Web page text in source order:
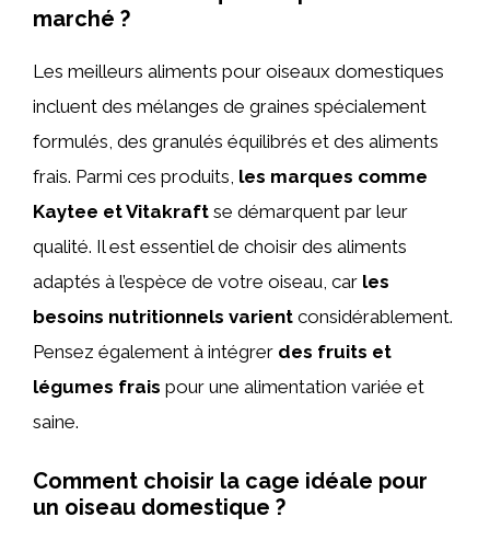
marché ?
Les meilleurs aliments pour oiseaux domestiques
incluent des mélanges de graines spécialement
formulés, des granulés équilibrés et des aliments
frais. Parmi ces produits, les marques comme
Kaytee et Vitakraft se démarquent par leur
qualité. Il est essentiel de choisir des aliments
adaptés à l’espèce de votre oiseau, car les
besoins nutritionnels varient considérablement.
Pensez également à intégrer des fruits et
légumes frais pour une alimentation variée et
saine.
Comment choisir la cage idéale pour
un oiseau domestique ?